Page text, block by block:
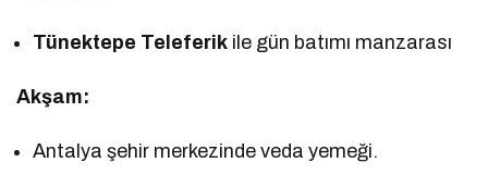
Tünektepe Teleferik ile gün batımı manzarası
Akşam:
Antalya şehir merkezinde veda yemeği.